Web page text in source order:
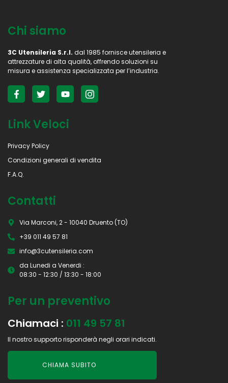
Chi siamo
3C Utensileria S.r.l. dal 1985 fornisce utensileria e
attrezzature di alta qualità, offrendo soluzioni su
misura e assistenza specializzata per l’industria.
Link Veloci
Privacy Policy
Condizioni generali di vendita
F.A.Q.
Contatti
Via Marconi, 2 - 10040 Druento (TO)
+39 011 49 57 81
info@3cutensileria.com
da Lunedi a Venerdi :
08:30 - 12:30 / 13:30 - 18:00
Per un preventivo
Chiamaci : 011 49 57 81
Il nostro supporto risponderà negli orari indicati.
CHIAMA SUBITO